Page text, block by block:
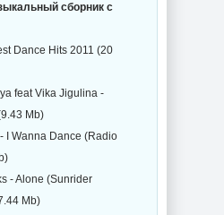
сборник с
Dance Hits 2011 (20
feat Vika Jigulina -
Mb)
I Wanna Dance (Radio
- Alone (Sunrider
Mb)